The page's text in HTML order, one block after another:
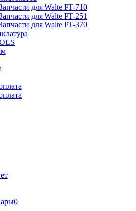
для Walte PT-710
для Walte PT-251
для Walte PT-370
0